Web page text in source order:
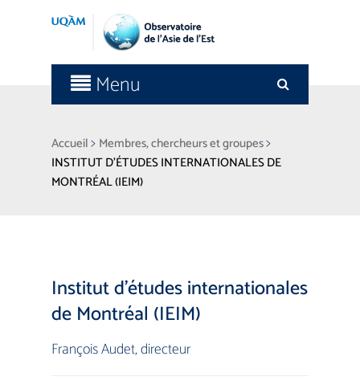
Menu
Accueil> Membres, chercheurs et groupes>
INSTITUT D’ÉTUDES INTERNATIONALES DE
MONTRÉAL (IEIM)
Institut d’études internationales
de Montréal (IEIM)
François Audet, directeur